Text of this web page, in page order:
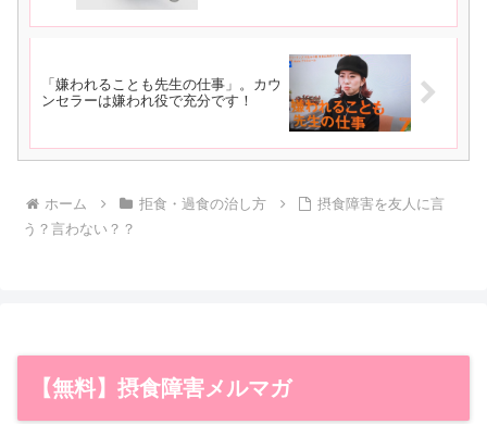
「嫌われることも先生の仕事」。カウ
ンセラーは嫌われ役で充分です！
ホーム 拒食・過食の治し方
摂食障害を友人に言
う？言わない？？
【無料】摂食障害メルマガ